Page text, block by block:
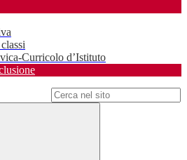
Curricolo d’Istituto